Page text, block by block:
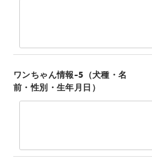
ワンちゃん情報-5（犬種・名
前・性別・生年月日）